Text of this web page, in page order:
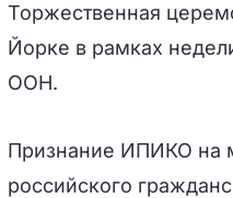
Торжественная
Йорке в рамках
ООН.
Признание ИПИКО на
российского